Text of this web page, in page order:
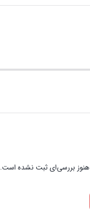
هنوز بررسی‌ای ثبت نشده است.